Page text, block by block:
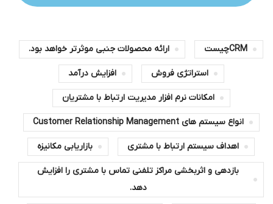
CRMچیست ارائه محصولات جنبی موثرتر خواهد بود.
استراتژی فروش افزایش درآمد
امکانات نرم افزار مدیریت ارتباط با مشتریان
انواع سیستم های Customer Relationship Management
اهداف سیستم ارتباط با مشتری بازاریابی مکانیزه
بازدهی و اثربخشی مراکز تلفنی تماس با مشتری را افزایش
دهد.